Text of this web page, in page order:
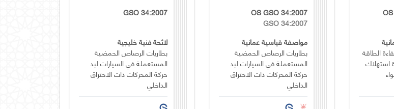
الطاقة
استهلاك
OS GSO 34:2007
GSO 34:2007
مواصفة قياسية عمانية
بطاريات الرصاص الحمضية
المستعملة في السيارات لبد
حركة المحركات ذات الاحتراق
الداخلي
GSO 34:2007
لائحة فنية خليجية
بطاريات الرصاص الحمضية
المستعملة في السيارات لبد
حركة المحركات ذات الاحتراق
الداخلي